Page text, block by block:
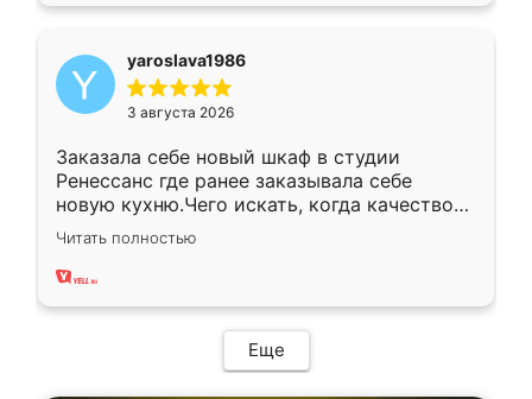
yaroslava1986
3 августа 2026
Заказала себе новый шкаф в студии
Ренессанс где ранее заказывала себе
новую кухню.Чего искать, когда качеством
вполне довольна. Служит кухня уже почти
два года, нареканий нет.
Читать полностью
Еще